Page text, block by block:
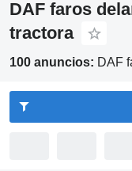
DAF faros
tractora
100 anuncios: DAF